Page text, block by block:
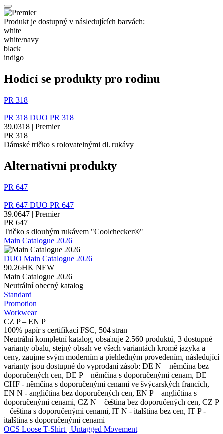
Produkt je dostupný v následujících barvách:
white
white/​navy
black
indigo
Hodící se produkty pro rodinu
PR 318
PR 318 DUO PR 318
39.0318 | Premier
PR 318
Dámské tričko s rolovatelnými dl. rukávy
Alternativní produkty
PR 647
PR 647 DUO PR 647
39.0647 | Premier
PR 647
Tričko s dlouhým rukávem "Coolchecker®"
Main Catalogue 2026
DUO Main Catalogue 2026
90.26HK NEW
Main Catalogue 2026
Neutrální obecný katalog
Standard
Promotion
Workwear
CZ P – EN P
100% papír s certifikací FSC, 504 stran
Neutrální kompletní katalog, obsahuje 2.560 produktů, 3 dostupné
varianty obalu, stejný obsah ve všech variantách kromě jazyka a
ceny, zaujme svým moderním a přehledným provedením, následující
varianty jsou dostupné do vyprodání zásob: DE N – němčina bez
doporučených cen, DE P – němčina s doporučenými cenam, DE
CHF - němčina s doporučenými cenami ve švýcarských francích,
EN N - angličtina bez doporučených cen, EN P – angličtina s
doporučenými cenami, CZ N – čeština bez doporučených cen, CZ P
– čeština s doporučenými cenami, IT N - italština bez cen, IT P -
italština s doporučenými cenami
OCS Loose T-Shirt | Untagged Movement